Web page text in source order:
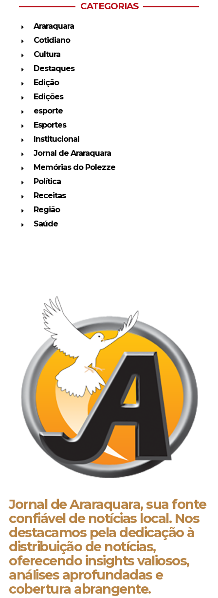
CATEGORIAS
Araraquara
Cotidiano
Cultura
Destaques
Edição
Edições
esporte
Esportes
Institucional
Jornal de Araraquara
Memórias do Polezze
Política
Receitas
Região
Saúde
Jornal de Araraquara, sua fonte
confiável de notícias local. Nos
destacamos pela dedicação à
distribuição de notícias,
oferecendo insights valiosos,
análises aprofundadas e
cobertura abrangente.